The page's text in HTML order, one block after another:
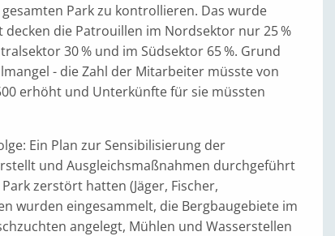
Park zu kontrollieren. Das wurde
die Patrouillen im Nordsektor nur 25 %
30 % und im Südsektor 65 %. Grund
- die Zahl der Mitarbeiter müsste von
erhöht und Unterkünfte für sie müssten
Ein Plan zur Sensibilisierung der
und Ausgleichsmaßnahmen durchgeführt
zerstört hatten (Jäger, Fischer,
wurden eingesammelt, die Bergbaugebiete im
angelegt, Mühlen und Wasserstellen